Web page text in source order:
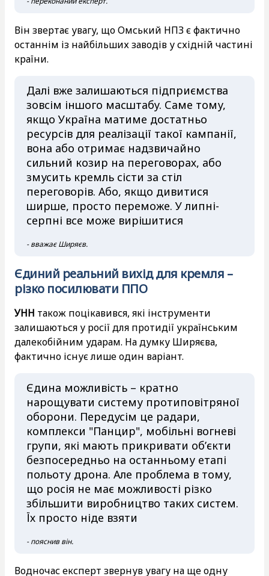
Він звертає увагу, що Омський НПЗ є фактично
останнім із найбільших заводів у східній частині
країни.
Далі вже залишаються підприємства
зовсім іншого масштабу. Саме тому,
якщо Україна матиме достатньо
ресурсів для реалізації такої кампанії,
вона або отримає надзвичайно
сильний козир на переговорах, або
змусить кремль сісти за стіл
переговорів. Або, якщо дивитися
ширше, просто переможе. У липні-
серпні все може вирішитися
- вважає Ширяєв.
Єдиний реальний вихід для кремля –
різко посилювати ППО
УНН також поцікавився, які інструменти
залишаються у росії для протидії українським
далекобійним ударам. На думку Ширяєва,
фактично існує лише один варіант.
Єдина можливість – кратно
нарощувати систему протиповітряної
оборони. Передусім це радари,
комплекси "Панцир", мобільні вогневі
групи, які мають прикривати об’єкти
безпосередньо на останньому етапі
польоту дрона. Але проблема в тому,
що росія не має можливості різко
збільшити виробництво таких систем.
Їх просто ніде взяти
- пояснив він.
Водночас експерт звернув увагу на ще одну